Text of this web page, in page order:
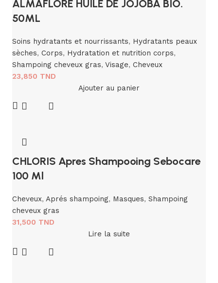
ALMAFLORE HUILE DE JOJOBA BIO.
50ML
Soins hydratants et nourrissants, Hydratants peaux
sèches, Corps, Hydratation et nutrition corps,
Shampoing cheveux gras, Visage, Cheveux
23,850 TND
Ajouter au panier
CHLORIS Apres Shampooing Sebocare
100 Ml
Cheveux, Aprés shampoing, Masques, Shampoing
cheveux gras
31,500 TND
Lire la suite